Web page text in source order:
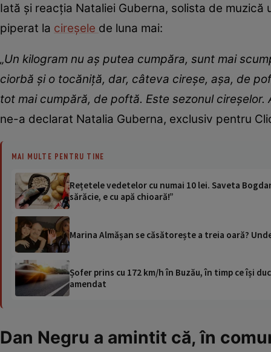
Iată și reacția Nataliei Guberna, solista de muzică
piperat la cireșele de luna mai:
„Un kilogram nu aș putea cumpăra, sunt mai
ciorbă și o tocăniță, dar, câteva cireșe, așa, de
tot mai cumpără, de poftă. Este sezonul
ne-a declarat Natalia Guberna, exclusiv pentru
MAI MULTE PENTRU TINE
Rețetele vedetelor cu numai 10 lei. Saveta
sărăcie, e cu apă chioară!”
Marina Almășan se căsătorește a treia oară?
Șofer prins cu 172 km/h în Buzău, în timp ce își
amendat
Dan Negru a amintit că, în